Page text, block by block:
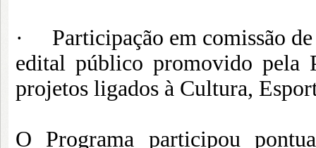
· Participação em comissão
edital público promovido pela
projetos ligados à Cultura,
O Programa participou